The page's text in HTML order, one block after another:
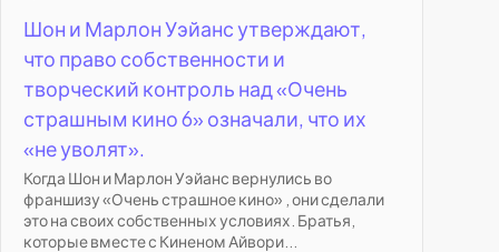
Шон и Марлон Уэйанс утверждают,
что право собственности и
творческий контроль над «Очень
страшным кино 6» означали, что их
«не уволят».
Когда Шон и Марлон Уэйанс вернулись во
франшизу «Очень страшное кино» , они сделали
это на своих собственных условиях. Братья,
которые вместе с Киненом Айвори...